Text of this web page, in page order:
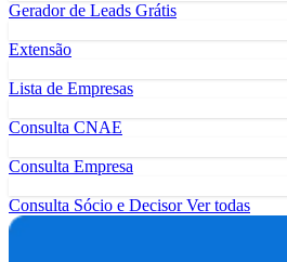
Gerador de Leads Grátis
Extensão
Lista de Empresas
Consulta CNAE
Consulta Empresa
Consulta Sócio e DecisorVer todas